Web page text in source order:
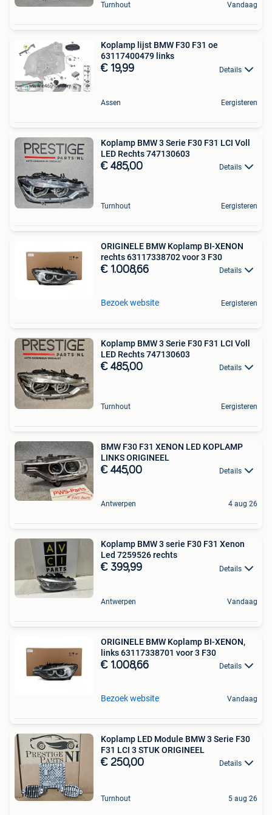
Turnhout Vandaag
Koplamp lijst BMW F30 F31 oe
63117400479 links
€ 19,99 Details
Assen Eergisteren
Koplamp BMW 3 Serie F30 F31 LCI Voll
LED Rechts 747130603
€ 485,00 Details
Turnhout Eergisteren
ORIGINELE BMW Koplamp BI-XENON
rechts 63117338702 voor 3 F30
€ 1.008,66 Details
Bezoek website Eergisteren
Koplamp BMW 3 Serie F30 F31 LCI Voll
LED Rechts 747130603
€ 485,00 Details
Turnhout Eergisteren
BMW F30 F31 XENON LED KOPLAMP
LINKS ORIGINEEL
€ 445,00 Details
Antwerpen 4 aug 26
Koplamp BMW 3 serie F30 F31 Xenon
Led 7259526 rechts
€ 399,99 Details
Antwerpen Vandaag
ORIGINELE BMW Koplamp BI-XENON,
links 63117338701 voor 3 F30
€ 1.008,66 Details
Bezoek website Vandaag
Koplamp LED Module BMW 3 Serie F30
F31 LCI 3 STUK ORIGINEEL
€ 250,00 Details
Turnhout 5 aug 26